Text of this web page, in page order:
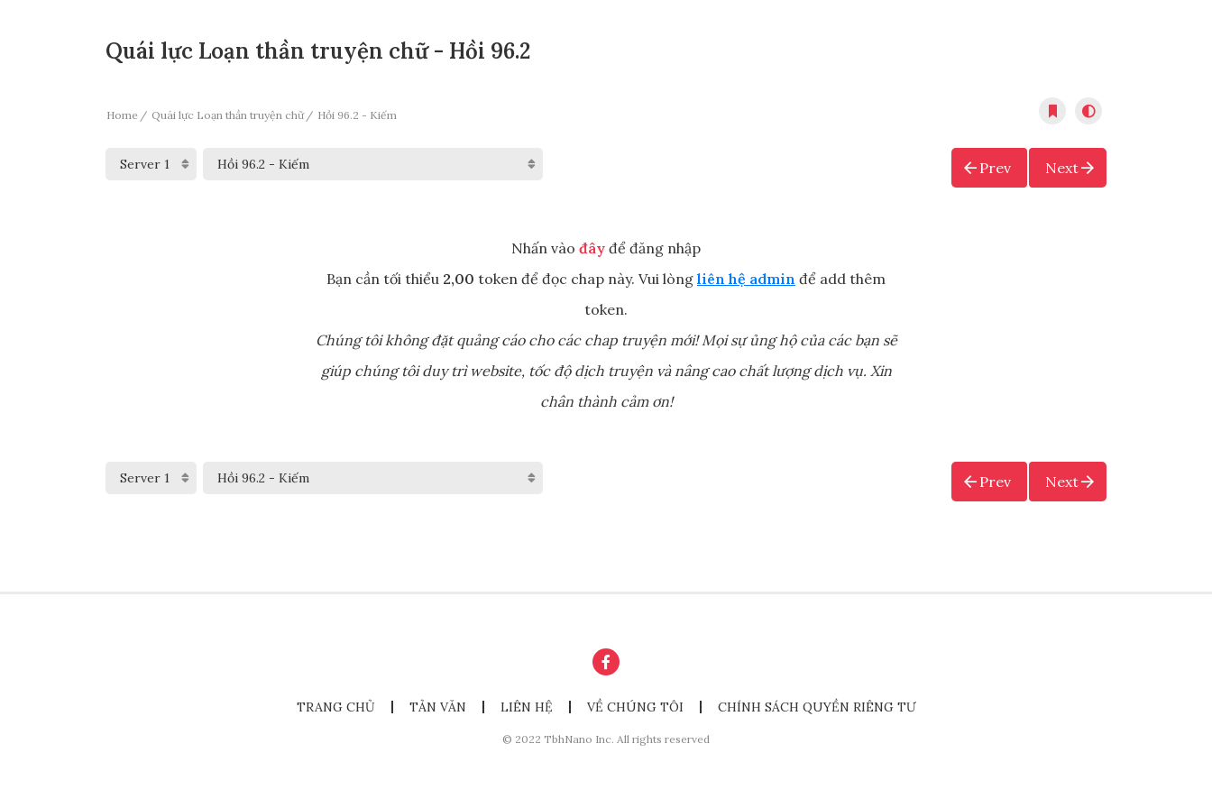
Quái lực Loạn thần truyện chữ - Hồi 96.2
Home Quái lực Loạn thần truyện chữ Hồi 96.2 - Kiếm
Prev Next
Nhấn vào đây để đăng nhập
Bạn cần tối thiểu 2,00 token để đọc chap này. Vui lòng liên hệ admin để add thêm
token.
Chúng tôi không đặt quảng cáo cho các chap truyện mới! Mọi sự ủng hộ của các bạn sẽ
giúp chúng tôi duy trì website, tốc độ dịch truyện và nâng cao chất lượng dịch vụ. Xin
chân thành cảm ơn!
Prev Next
TRANG CHỦ TẢN VĂN LIÊN HỆ VỀ CHÚNG TÔI CHÍNH SÁCH QUYỀN RIÊNG TƯ
© 2022 TbhNano Inc. All rights reserved